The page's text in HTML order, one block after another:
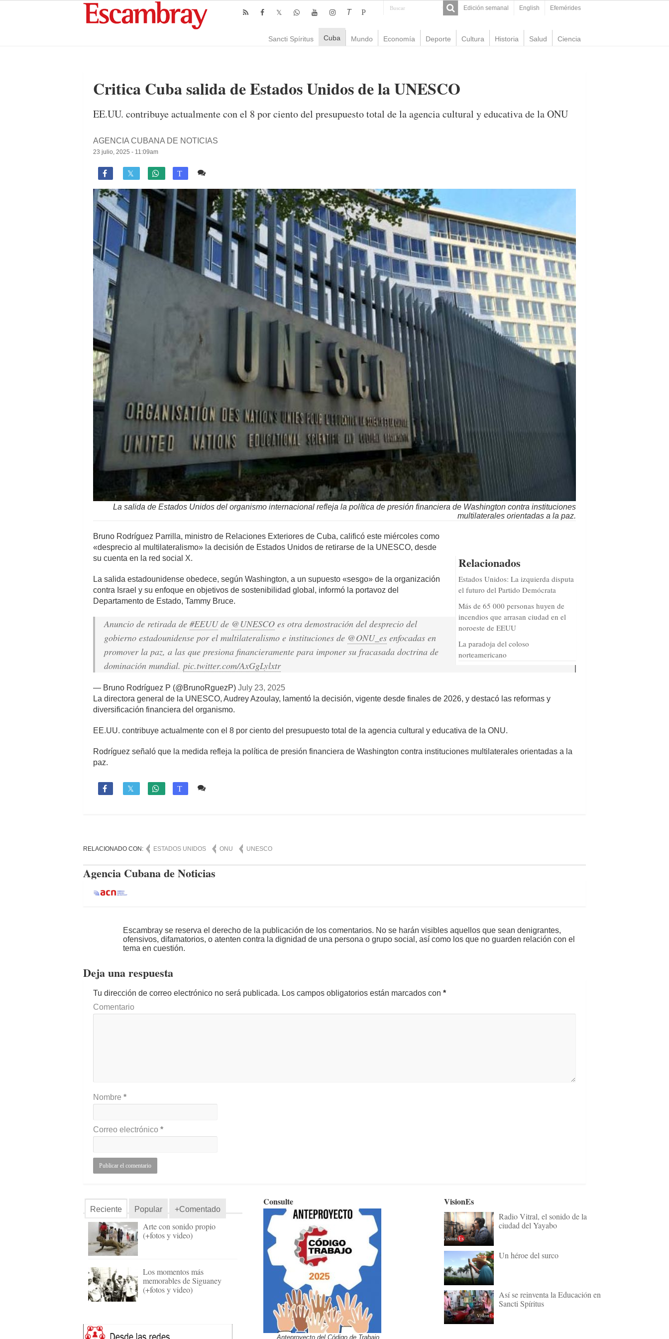
Edición semanal English Efemérides
T P
Sancti Spíritus Cuba Mundo Economía Deporte Cultura Historia Salud Ciencia
Critica Cuba salida de Estados Unidos de la UNESCO
EE.UU. contribuye actualmente con el 8 por ciento del presupuesto total de la agencia cultural y educativa de la ONU
AGENCIA CUBANA DE NOTICIAS
23 julio, 2025 - 11:09am
 T
La salida de Estados Unidos del organismo internacional refleja la política de presión financiera de Washington contra instituciones
multilaterales orientadas a la paz.
Relacionados
Estados Unidos: La izquierda disputa
el futuro del Partido Demócrata
Más de 65 000 personas huyen de
incendios que arrasan ciudad en el
noroeste de EEUU
La paradoja del coloso
norteamericano
Bruno Rodríguez Parrilla, ministro de Relaciones Exteriores de Cuba, calificó este miércoles como
«desprecio al multilateralismo» la decisión de Estados Unidos de retirarse de la UNESCO, desde
su cuenta en la red social X.
La salida estadounidense obedece, según Washington, a un supuesto «sesgo» de la organización
contra Israel y su enfoque en objetivos de sostenibilidad global, informó la portavoz del
Departamento de Estado, Tammy Bruce.
Anuncio de retirada de #EEUUde @UNESCO es otra demostración del desprecio del
gobierno estadounidense por el multilateralismo e instituciones de @ONU_es enfocadas en
promover la paz, a las que presiona financieramente para imponer su fracasada doctrina de
dominación mundial. pic.twitter.com/AxGgLylxtr
— Bruno Rodríguez P (@BrunoRguezP) July 23, 2025
La directora general de la UNESCO, Audrey Azoulay, lamentó la decisión, vigente desde finales de 2026, y destacó las reformas y
diversificación financiera del organismo.
EE.UU. contribuye actualmente con el 8 por ciento del presupuesto total de la agencia cultural y educativa de la ONU.
Rodríguez señaló que la medida refleja la política de presión financiera de Washington contra instituciones multilaterales orientadas a la
paz.
 T
RELACIONADO CON: ESTADOS UNIDOS ONU UNESCO
Agencia Cubana de Noticias
Escambray se reserva el derecho de la publicación de los comentarios. No se harán visibles aquellos que sean denigrantes,
ofensivos, difamatorios, o atenten contra la dignidad de una persona o grupo social, así como los que no guarden relación con el
tema en cuestión.
Deja una respuesta
Tu dirección de correo electrónico no será publicada. Los campos obligatorios están marcados con *
Comentario
Nombre *
Correo electrónico *
Reciente Popular +Comentado
Arte con sonido propio
(+fotos y video)
Los momentos más
memorables de Siguaney
(+fotos y video)
Consulte
Anteproyecto del Código de Trabajo.
VisionEs
Radio Vitral, el sonido de la
ciudad del Yayabo
Un héroe del surco
Así se reinventa la Educación en
Sancti Spíritus